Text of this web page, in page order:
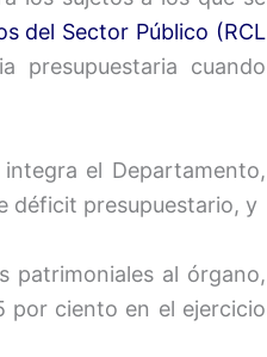
del Sector Público (RCL
presupuestaria cuando
el Departamento,
déficit presupuestario, y
patrimoniales al órgano,
por ciento en el ejercicio